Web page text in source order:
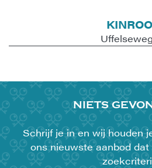
NIETS
Schrijf je in en wij houden
ons nieuwste aanbod